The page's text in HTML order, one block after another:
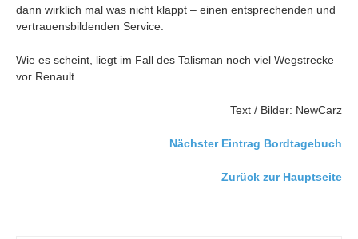
dann wirklich mal was nicht klappt – einen entsprechenden und
vertrauensbildenden Service.
Wie es scheint, liegt im Fall des Talisman noch viel Wegstrecke
vor Renault.
Text / Bilder: NewCarz
Nächster Eintrag Bordtagebuch
Zurück zur Hauptseite